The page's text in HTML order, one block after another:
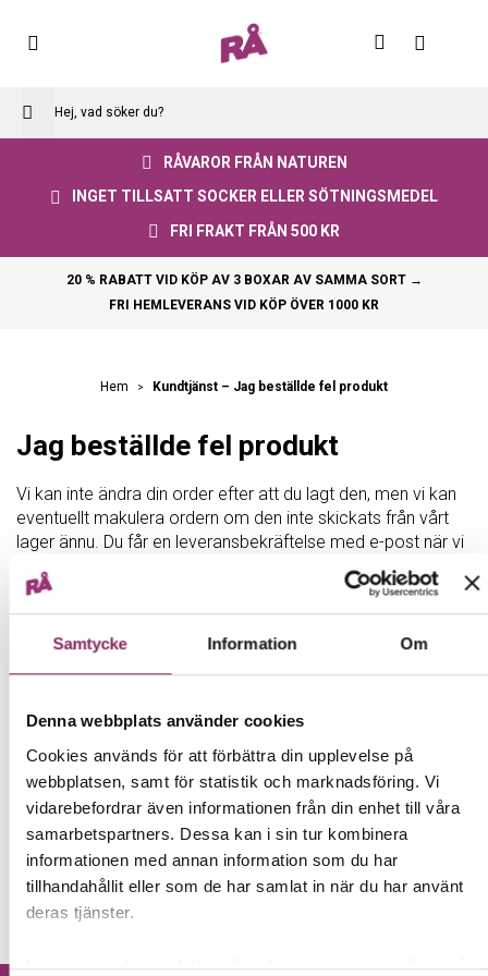
Samtycke Information Om
Denna webbplats använder cookies
Cookies används för att förbättra din upplevelse på
webbplatsen, samt för statistik och marknadsföring. Vi
vidarebefordrar även informationen från din enhet till våra
samarbetspartners. Dessa kan i sin tur kombinera
informationen med annan information som du har
tillhandahållit eller som de har samlat in när du har använt
deras tjänster.
RÅVAROR FRÅN NATUREN
INGET TILLSATT SOCKER ELLER SÖTNINGSMEDEL
FRI FRAKT FRÅN 500 KR
20 % RABATT VID KÖP AV 3 BOXAR AV SAMMA SORT →
FRI HEMLEVERANS VID KÖP ÖVER 1000 KR
Hem Kundtjänst – Jag beställde fel produkt
Jag beställde fel produkt
Vi kan inte ändra din order efter att du lagt den, men vi kan
eventuellt makulera ordern om den inte skickats från vårt
lager ännu. Du får en leveransbekräftelse med e-post när vi
skickat ditt paket, så har du inte fått leveransbekräftelsen
än kan vi eventuellt makulera ordern.
Om vi redan skickat din vara har du rätt att ångra ditt köp
← TILLBAKA
Behöver du mer hjälp?Kontakta kundtjänst.